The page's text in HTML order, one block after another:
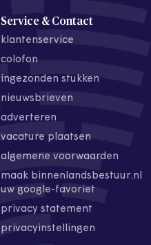
Service & Contact
klantenservice
colofon
ingezonden stukken
nieuwsbrieven
adverteren
vacature plaatsen
algemene voorwaarden
maak binnenlandsbestuur.nl
uw google-favoriet
privacy statement
privacyinstellingen